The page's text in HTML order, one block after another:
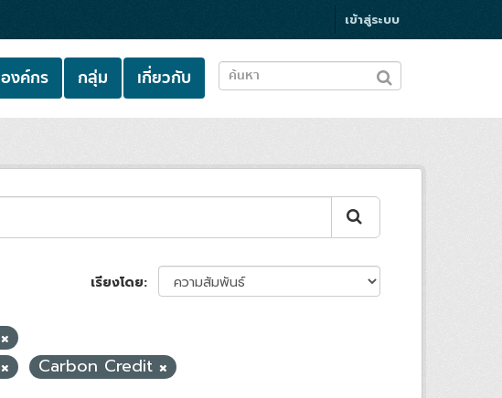
เข้าสู่ระบบ
องค์กร กลุ่ม เกี่ยวกับ
เรียงโดย
Carbon Credit